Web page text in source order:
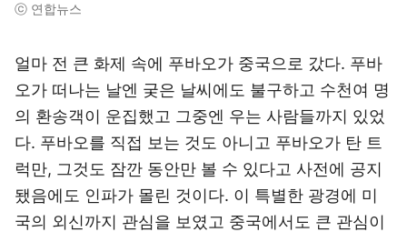
ⓒ 연합뉴스
얼마 전 큰 화제 속에 푸바오가 중국으로 갔다. 푸바
오가 떠나는 날엔 궂은 날씨에도 불구하고 수천여 명
의 환송객이 운집했고 그중엔 우는 사람들까지 있었
다. 푸바오를 직접 보는 것도 아니고 푸바오가 탄 트
럭만, 그것도 잠깐 동안만 볼 수 있다고 사전에 공지
됐음에도 인파가 몰린 것이다. 이 특별한 광경에 미
국의 외신까지 관심을 보였고 중국에서도 큰 관심이